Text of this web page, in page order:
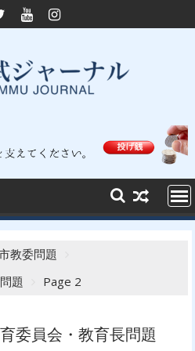
教委問題
題
Page 2
委員会・教育長問題